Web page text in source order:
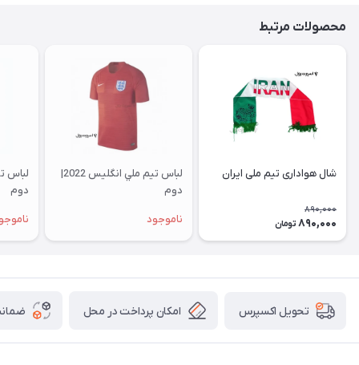
محصولات مرتبط
شال هواداری تیم ملی ایران
890,000
890,000 تومان
لباس تيم ملي انگلیس 2022|
دوم
ناموجود
دوم
تحویل اکسپرس امکان پرداخت در محل